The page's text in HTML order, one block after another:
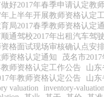
好2017年春季申请认定教
上半年开展教师资格认定
局2017春季教师资格认定
通驾校2017年出租汽车驾
格面试现场审核确认点安
资格认定通知
茂名市
师资格认定工作公告
山东
年教师资格认定公告
山东
valuation inventory-valuation